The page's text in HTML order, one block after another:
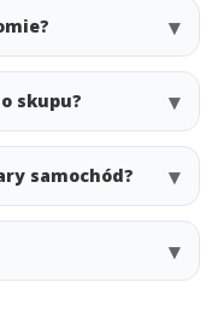
▾
skupu? ▾
samochód? ▾
▾